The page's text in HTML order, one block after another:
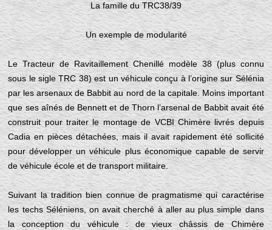
La famille du TRC38/39
Un exemple de modularité
Le Tracteur de Ravitaillement Chenillé modèle 38 (plus connu
sous le sigle TRC 38) est un véhicule conçu à l’origine sur Sélénia
par les arsenaux de Babbit au nord de la capitale. Moins important
que ses aînés de Bennett et de Thorn l’arsenal de Babbit avait été
construit pour traiter le montage de VCBI Chimère livrés depuis
Cadia en pièces détachées, mais il avait rapidement été sollicité
pour développer un véhicule plus économique capable de servir
de véhicule école et de transport militaire.
Suivant la tradition bien connue de pragmatisme qui caractérise
les techs Séléniens, on avait cherché à aller au plus simple dans
la conception du véhicule : de vieux châssis de Chimère